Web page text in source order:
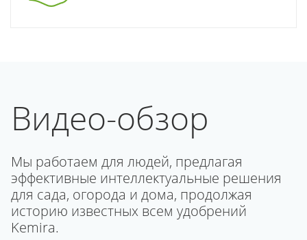
Видео-обзор
Мы работаем для людей, предлагая
эффективные интеллектуальные решения
для сада, огорода и дома, продолжая
историю известных всем удобрений
Kemira.